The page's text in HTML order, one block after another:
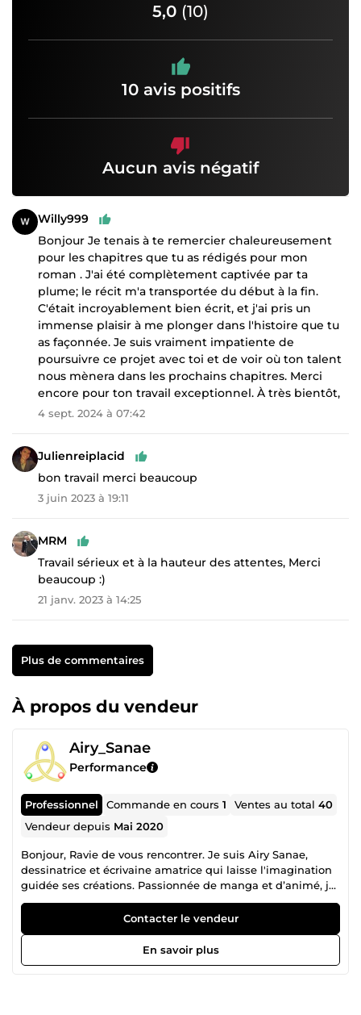
5,0 (10)
10 avis positifs
Aucun avis négatif
Willy999
Bonjour Je tenais à te remercier chaleureusement
pour les chapitres que tu as rédigés pour mon
roman . J'ai été complètement captivée par ta
plume; le récit m'a transportée du début à la fin.
C'était incroyablement bien écrit, et j'ai pris un
immense plaisir à me plonger dans l'histoire que tu
as façonnée. Je suis vraiment impatiente de
poursuivre ce projet avec toi et de voir où ton talent
nous mènera dans les prochains chapitres. Merci
encore pour ton travail exceptionnel. À très bientôt,
4 sept. 2024 à 07:42
Julienreiplacid
bon travail merci beaucoup
3 juin 2023 à 19:11
MRM
Travail sérieux et à la hauteur des attentes, Merci
beaucoup :)
21 janv. 2023 à 14:25
Plus de commentaires
À propos du vendeur
Airy_Sanae
Performance
Professionnel Commande en cours1 Ventes au total40
Vendeur depuis Mai 2020
Bonjour, Ravie de vous rencontrer. Je suis Airy Sanae,
dessinatrice et écrivaine amatrice qui laisse l'imagination
guidée ses créations. Passionnée de manga et d’animé, je
dessine depuis toute petite, développant mon propre style
à partir de nombreux autres. Je vous propose des micro-
services pour vous aider dans vos projets manga mais
aussi dans vos projets d'écriture. Que ce soit en noir et
blanc ou en couleur, je ferai toujours de mon mieux pour
Contacter le vendeur
En savoir plus